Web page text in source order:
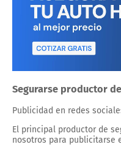
Segurarse productor
Publicidad en redes
El principal productor de
nosotros para publicitarse